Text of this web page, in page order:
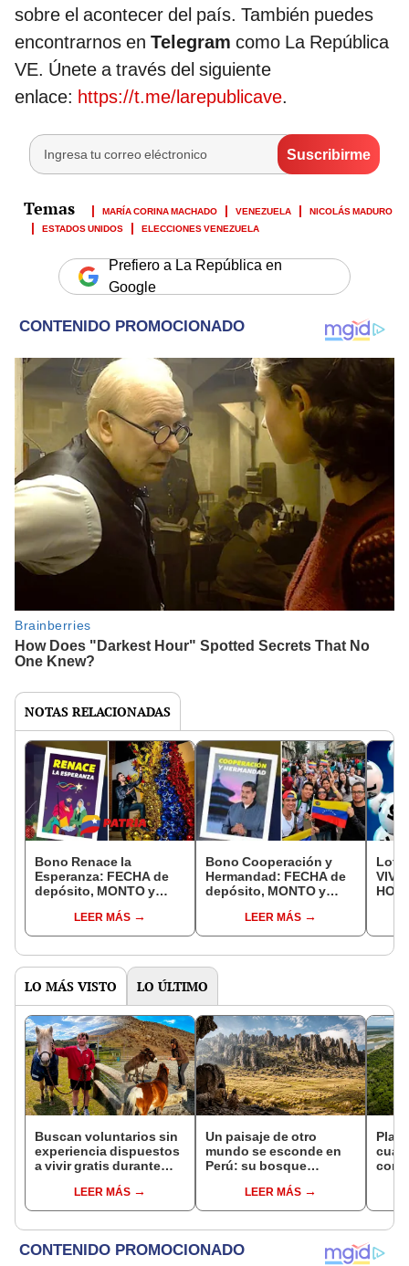
sobre el acontecer del país. También puedes
encontrarnos en Telegram como La República
VE. Únete a través del siguiente
enlace: https://t.me/larepublicave.
MARÍA CORINA MACHADO VENEZUELA
NICOLÁS MADURO
ESTADOS UNIDOS
ELECCIONES VENEZUELA
Prefiero a La República en
Google
NOTAS RELACIONADAS
Bono Renace la
Esperanza: FECHA de
depósito, MONTO y
NUEVO pago
LEER MÁS
Bono Cooperación y
Hermandad: FECHA de
depósito, MONTO y
NUEVO pago
LEER MÁS
LO MÁS VISTO LO ÚLTIMO
Buscan voluntarios sin
experiencia dispuestos
a vivir gratis durante
cuidar caballos, burros
y otros animales
LEER MÁS
Un paisaje de otro
mundo se esconde en
Perú: su bosque
primeros cazadores
andinos hace 10.000
LEER MÁS